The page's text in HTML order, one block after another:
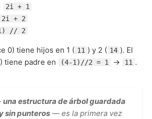
2i + 1
2i + 2
// 2
0) tiene hijos en 1 ( 11 ) y 2 ( 14 ). El
tiene padre en (4-1)//2 = 1 → 11 .
una estructura de árbol guardada
sin punteros — es la primera vez